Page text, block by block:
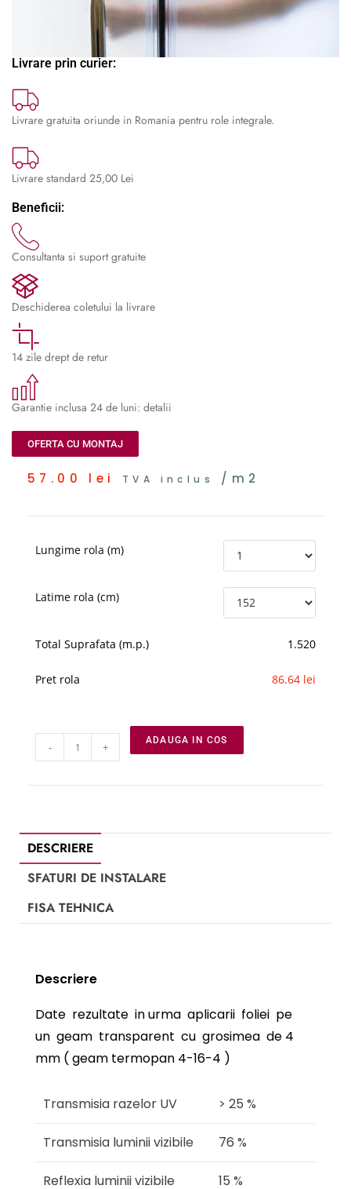
Livrare prin curier:
Livrare gratuita oriunde in Romania pentru role integrale.
Livrare standard 25,00 Lei
Beneficii:
Consultanta si suport gratuite
Deschiderea coletului la livrare
14 zile drept de retur
Garantie inclusa 24 de luni: detalii
OFERTA CU MONTAJ
57.00 lei TVA inclus /m2
Lungime rola (m)
Latime rola (cm)
Total Suprafata (m.p.) 1.520
Pret rola 86.64 lei
- + ADAUGA IN COS
DESCRIERE
SFATURI DE INSTALARE
FISA TEHNICA
Descriere
Date rezultate in urma aplicarii foliei pe
un geam transparent cu grosimea de 4
mm ( geam termopan 4-16-4 )
Transmisia razelor UV > 25 %
Transmisia luminii vizibile 76 %
Reflexia luminii vizibile 15 %